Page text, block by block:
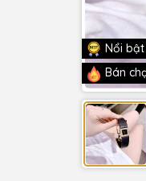
Nổi bật
Bán